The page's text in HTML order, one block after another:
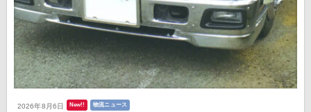
2026年8月6日 New!! 物流ニュース